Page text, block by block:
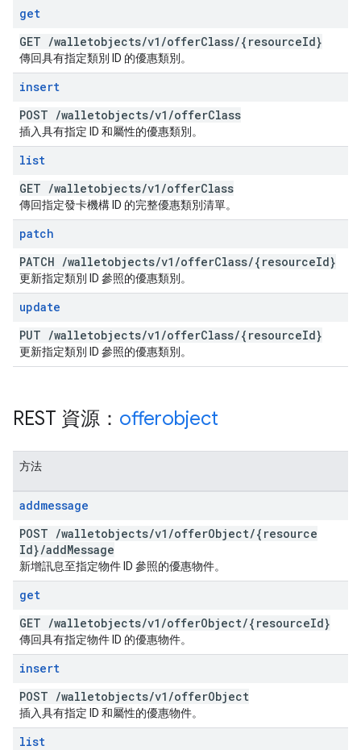
get
GET /walletobjects/v1 /offerClass/{resourceId}
傳回具有指定類別 ID 的優惠類別。
insert
POST /walletobjects/v1 /offerClass
插入具有指定 ID 和屬性的優惠類別。
list
GET /walletobjects/v1 /offerClass
傳回指定發卡機構 ID 的完整優惠類別清單。
patch
PATCH /walletobjects/v1 /offerClass/{resourceId}
更新指定類別 ID 參照的優惠類別。
update
PUT /walletobjects/v1 /offerClass/{resourceId}
更新指定類別 ID 參照的優惠類別。
REST 資源： offerobject
方法
addmessage
POST /walletobjects/v1 /offerObject/{resource
Id}/addMessage
新增訊息至指定物件 ID 參照的優惠物件。
get
GET /walletobjects/v1 /offerObject/{resourceId}
傳回具有指定物件 ID 的優惠物件。
insert
POST /walletobjects/v1 /offerObject
插入具有指定 ID 和屬性的優惠物件。
list